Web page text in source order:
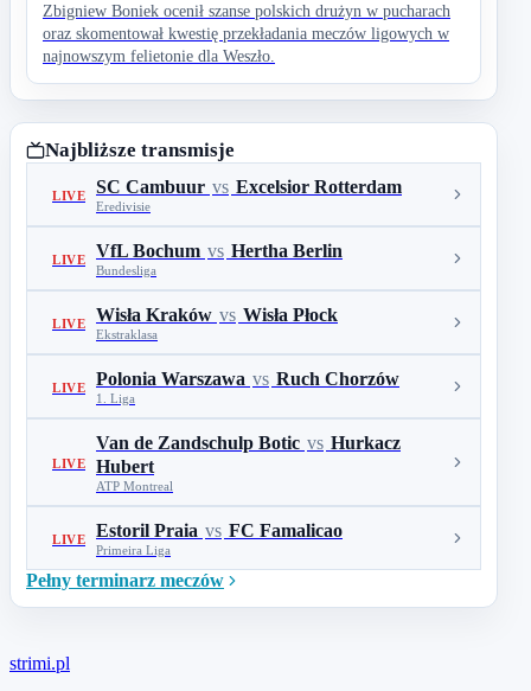
Zbigniew Boniek ocenił szanse polskich drużyn w pucharach
oraz skomentował kwestię przekładania meczów ligowych w
najnowszym felietonie dla Weszło.
Najbliższe transmisje
LIVE SC Cambuur vs Excelsior Rotterdam
Eredivisie
LIVE VfL Bochum vs Hertha Berlin
Bundesliga
LIVE Wisła Kraków vs Wisła Płock
Ekstraklasa
LIVE Polonia Warszawa vs Ruch Chorzów
1. Liga
LIVE
Van de Zandschulp Botic vs Hurkacz
Hubert
ATP Montreal
LIVE Estoril Praia vs FC Famalicao
Primeira Liga
Pełny terminarz meczów
strimi.pl